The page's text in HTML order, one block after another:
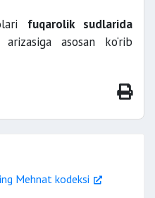
fuqarolik sudlarida
asosan ko‘rib
Mehnat kodeksi